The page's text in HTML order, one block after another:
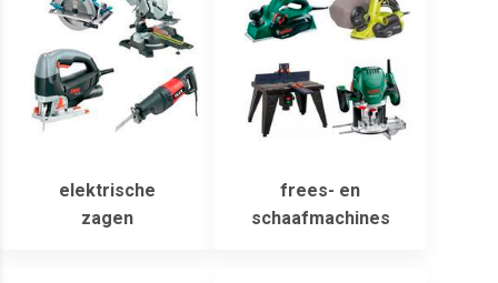
elektrische
zagen
frees- en
schaafmachines